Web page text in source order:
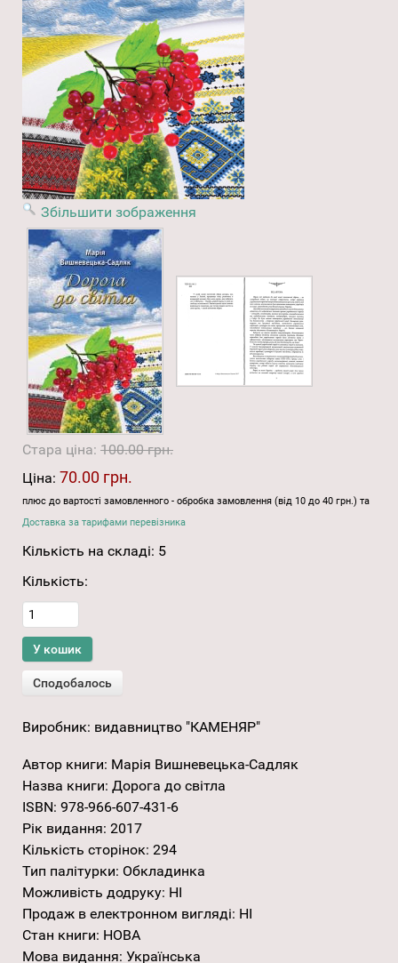
Збільшити зображення
Стара ціна: 100.00 грн.
Ціна: 70.00 грн.
плюс до вартості замовленного - обробка замовлення (від 10 до 40 грн.) та
Доставка за тарифами перевізника
Кількість на складі: 5
Кількість:
Виробник: видавництво "КАМЕНЯР"
Автор книги: Марія Вишневецька-Садляк
Назва книги: Дорога до світла
ISBN: 978-966-607-431-6
Рік видання: 2017
Кількість сторінок: 294
Тип палітурки: Обкладинка
Можливість додруку: НІ
Продаж в електронном вигляді: НІ
Стан книги: НОВА
Мова видання: Українська